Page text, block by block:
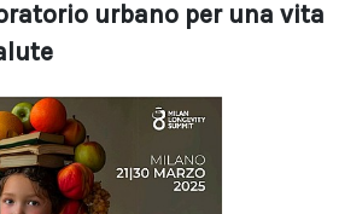
urbano per una vita